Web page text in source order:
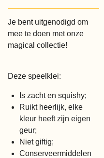
Je bent uitgenodigd om
mee te doen met onze
magical collectie!
Deze speelklei:
Is zacht en squishy;
Ruikt heerlijk, elke
kleur heeft zijn eigen
geur;
Niet giftig;
Conserveermiddelen